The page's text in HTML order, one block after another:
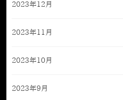
2023年12月
2023年11月
2023年10月
2023年9月